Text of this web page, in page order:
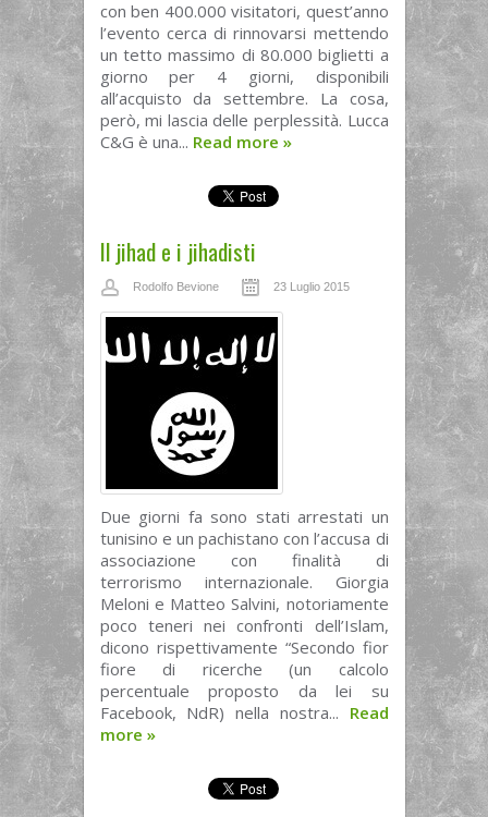
con ben 400.000 visitatori, quest’anno
l’evento cerca di rinnovarsi mettendo
un tetto massimo di 80.000 biglietti a
giorno per 4 giorni, disponibili
all’acquisto da settembre. La cosa,
però, mi lascia delle perplessità. Lucca
C&G è una... Read more »
Il jihad e i jihadisti
Rodolfo Bevione 23 Luglio 2015
Due giorni fa sono stati arrestati un
tunisino e un pachistano con l’accusa di
associazione con finalità di
terrorismo internazionale. Giorgia
Meloni e Matteo Salvini, notoriamente
poco teneri nei confronti dell’Islam,
dicono rispettivamente “Secondo fior
fiore di ricerche (un calcolo
percentuale proposto da lei su
Facebook, NdR) nella nostra... Read
more »